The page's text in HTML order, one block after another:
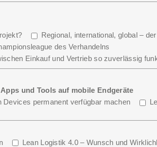
Regional, international, global –
des Verhandelns
Einkauf und Vertrieb so zuverlässig
und Tools auf mobile Endgeräte
permanent verfügbar machen
Lean Logistik 4.0 – Wunsch und